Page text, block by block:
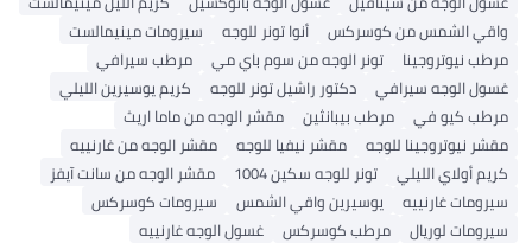
واقي الشمس من كوسركس
أنوا تونر للوجه
سيرومات مينيمالست
مرطب نيوتروجينا
تونر الوجه من سوم باي مي
مرطب سيرافي
غسول الوجه سيرافي
دكتور راشيل تونر للوجه
كريم يوسيرين الليلي
مرطب كيو في
مرطب بيبانثين
مقشر الوجه من ماما اريث
مقشر نيوتروجينا للوجه
مقشر نيفيا للوجه
مقشر الوجه من غارنييه
كريم أولاي الليلي
تونر للوجه سكين 1004
مقشر الوجه من سانت آيفز
سيرومات غارنييه
يوسيرين واقي الشمس
سيرومات كوسركس
سيرومات لوريال
مرطب كوسركس
غسول الوجه غارنييه